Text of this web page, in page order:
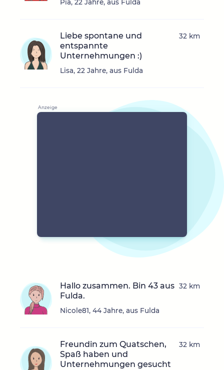
Pia, 22 Jahre, aus Fulda
Liebe spontane und
entspannte
Unternehmungen :)
Lisa, 22 Jahre, aus Fulda
32 km
Hallo zusammen. Bin 43 aus
Fulda.
Nicole81, 44 Jahre, aus Fulda
32 km
Freundin zum Quatschen,
Spaß haben und
Unternehmungen gesucht
32 km